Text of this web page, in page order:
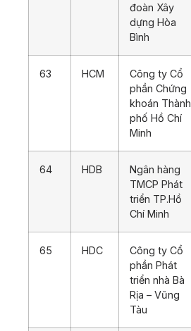
đoàn Xây
dựng Hòa
Bình
63 HCM
Công ty Cổ
phần Chứng
khoán Thành
phố Hồ Chí
Minh
64 HDB
Ngân hàng
TMCP Phát
triển TP.Hồ
Chí Minh
65 HDC
Công ty Cổ
phần Phát
triển nhà Bà
Rịa – Vũng
Tàu